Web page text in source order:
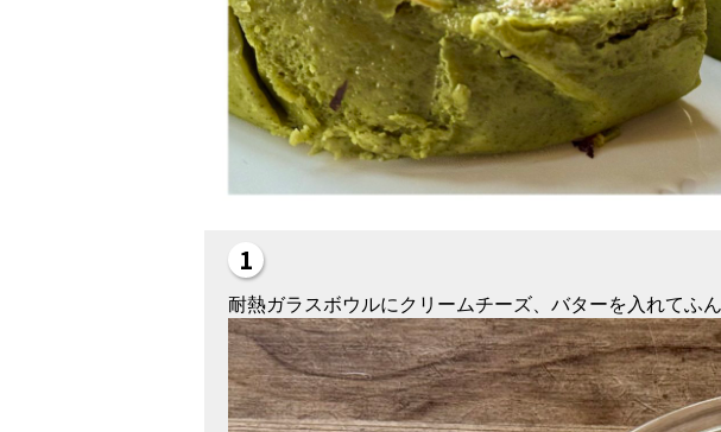
耐熱ガラスボウルにクリームチーズ、バターを入れてふ